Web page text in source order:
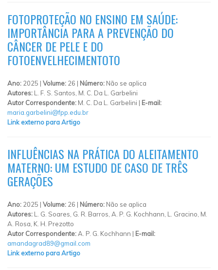
FOTOPROTEÇÃO NO ENSINO EM SAÚDE:
IMPORTÂNCIA PARA A PREVENÇÃO DO
CÂNCER DE PELE E DO
FOTOENVELHECIMENTOTO
Ano: 2025 | Volume: 26 | Número: Não se aplica
Autores: L. F. S. Santos, M. C. Da L. Garbelini
Autor Correspondente: M. C. Da L. Garbelini | E-mail:
maria.garbelini@fpp.edu.br
Link externo para Artigo
INFLUÊNCIAS NA PRÁTICA DO ALEITAMENTO
MATERNO: UM ESTUDO DE CASO DE TRÊS
GERAÇÕES
Ano: 2025 | Volume: 26 | Número: Não se aplica
Autores: L. G. Soares, G. R. Barros, A. P. G. Kochhann, L. Gracino, M.
A. Rosa, K. H. Prezotto
Autor Correspondente:A. P. G. Kochhann | E-mail:
amandagrad89@gmail.com
Link externo para Artigo